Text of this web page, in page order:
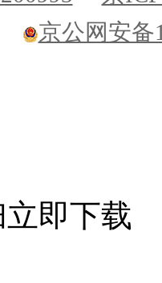
京公网安备
即下载